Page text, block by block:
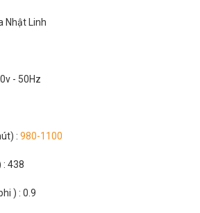
Nhật Linh
- 50Hz
: 980-1100
: 438
) : 0.9